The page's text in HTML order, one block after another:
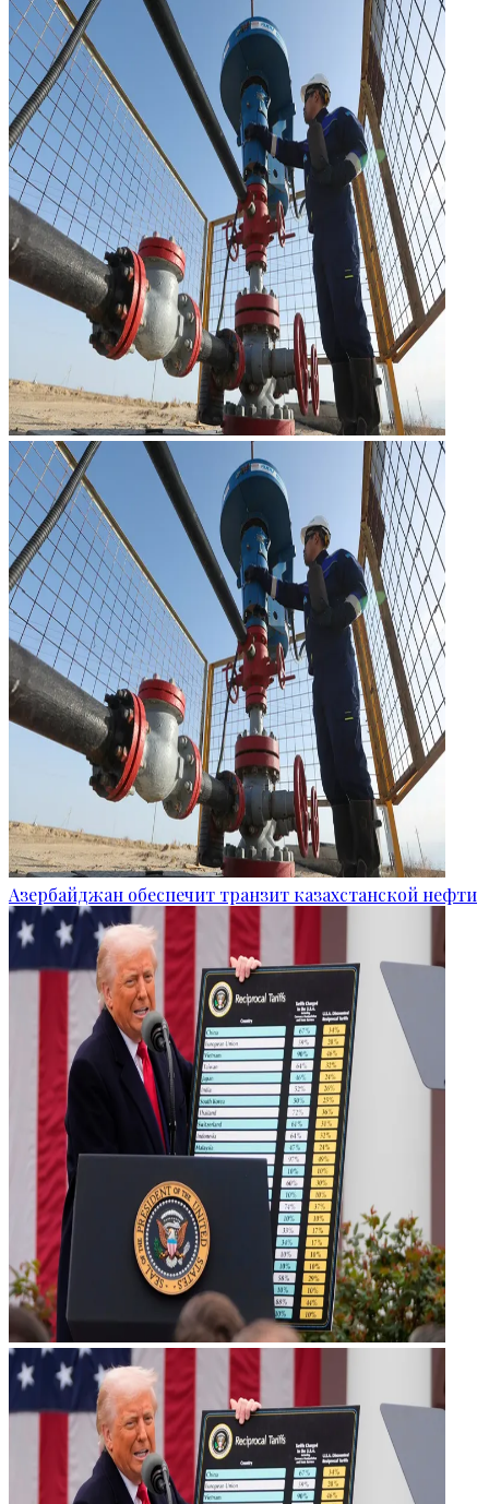
Азербайджан обеспечит транзит казахстанской нефти